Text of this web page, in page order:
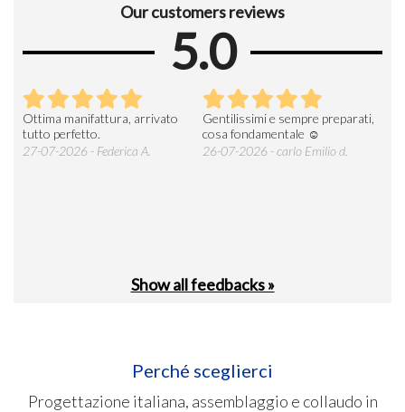
Our customers reviews
5.0
Ottima manifattura, arrivato
tutto perfetto.
27-07-2026 - Federica A.
Gentilissimi e sempre preparati,
cosa fondamentale ☺️
26-07-2026 - carlo Emilio d.
Show all feedbacks »
Perché sceglierci
Progettazione italiana, assemblaggio e collaudo in